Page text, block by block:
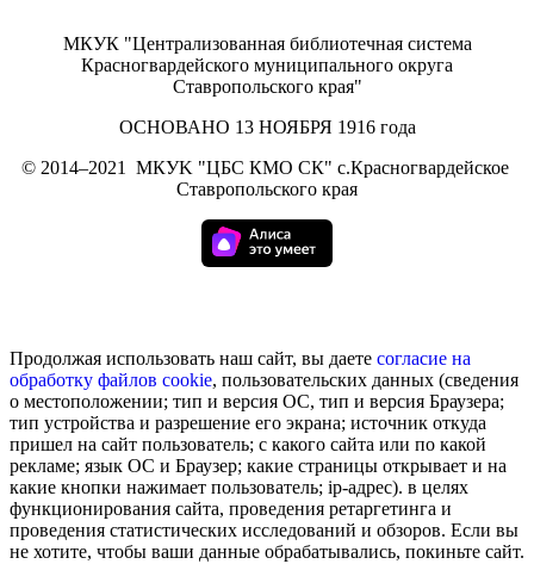
МКУК "Централизованная библиотечная система
Красногвардейского муниципального округа
Ставропольского края"
ОСНОВАНО 13 НОЯБРЯ 1916 года
© 2014–2021
МКУK "ЦБС КМО СК" с.Красногвардейское
Ставропольского края
Продолжая использовать наш сайт, вы даете согласие на
обработку файлов cookie, пользовательских данных (сведения
о местоположении; тип и версия ОС, тип и версия Браузера;
тип устройства и разрешение его экрана; источник откуда
пришел на сайт пользователь; с какого сайта или по какой
рекламе; язык ОС и Браузер; какие страницы открывает и на
какие кнопки нажимает пользователь; ip-адрес). в целях
функционирования сайта, проведения ретаргетинга и
проведения статистических исследований и обзоров. Если вы
не хотите, чтобы ваши данные обрабатывались, покиньте сайт.